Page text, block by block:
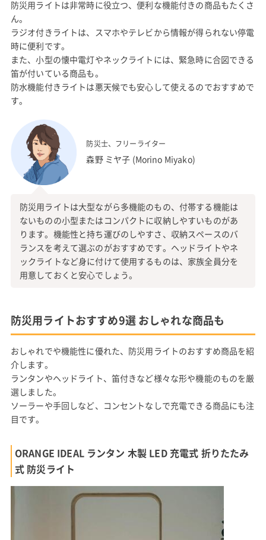
防災用ライトは非常時に役立つ、便利な機能付きの商品もたくさ
ん。
ラジオ付きライトは、スマホやテレビから情報が得られない停電
時に便利です。
また、小型の懐中電灯やネックライトには、緊急時に合図できる
笛が付いている商品も。
防水機能付きライトは悪天候でも安心して使えるのでおすすめで
す。
防災士、フリーライター
森野 ミヤ子 (Morino Miyako)
防災用ライトは大型ながら多機能のもの、付帯する機能は
ないものの小型またはコンパクトに収納しやすいものがあ
ります。機能性と持ち運びのしやすさ、収納スペースのバ
ランスを考えて選ぶのがおすすめです。ヘッドライトやネ
ックライトなど身に付けて使用するものは、家族全員分を
用意しておくと安心でしょう。
防災用ライトおすすめ9選 おしゃれな商品も
おしゃれでや機能性に優れた、防災用ライトのおすすめ商品を紹
介します。
ランタンやヘッドライト、笛付きなど様々な形や機能のものを厳
選しました。
ソーラーや手回しなど、コンセントなしで充電できる商品にも注
目です。
ORANGE IDEAL ランタン 木製 LED 充電式 折りたたみ
式 防災ライト